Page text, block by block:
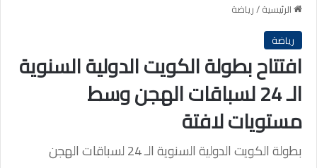
الرئيسية/رياضة
رياضة
افتتاح بطولة الكويت الدولية السنوية
الـ 24 لسباقات الهجن وسط
مستويات لافتة
بطولة الكويت الدولية السنوية الـ 24 لسباقات الهجن